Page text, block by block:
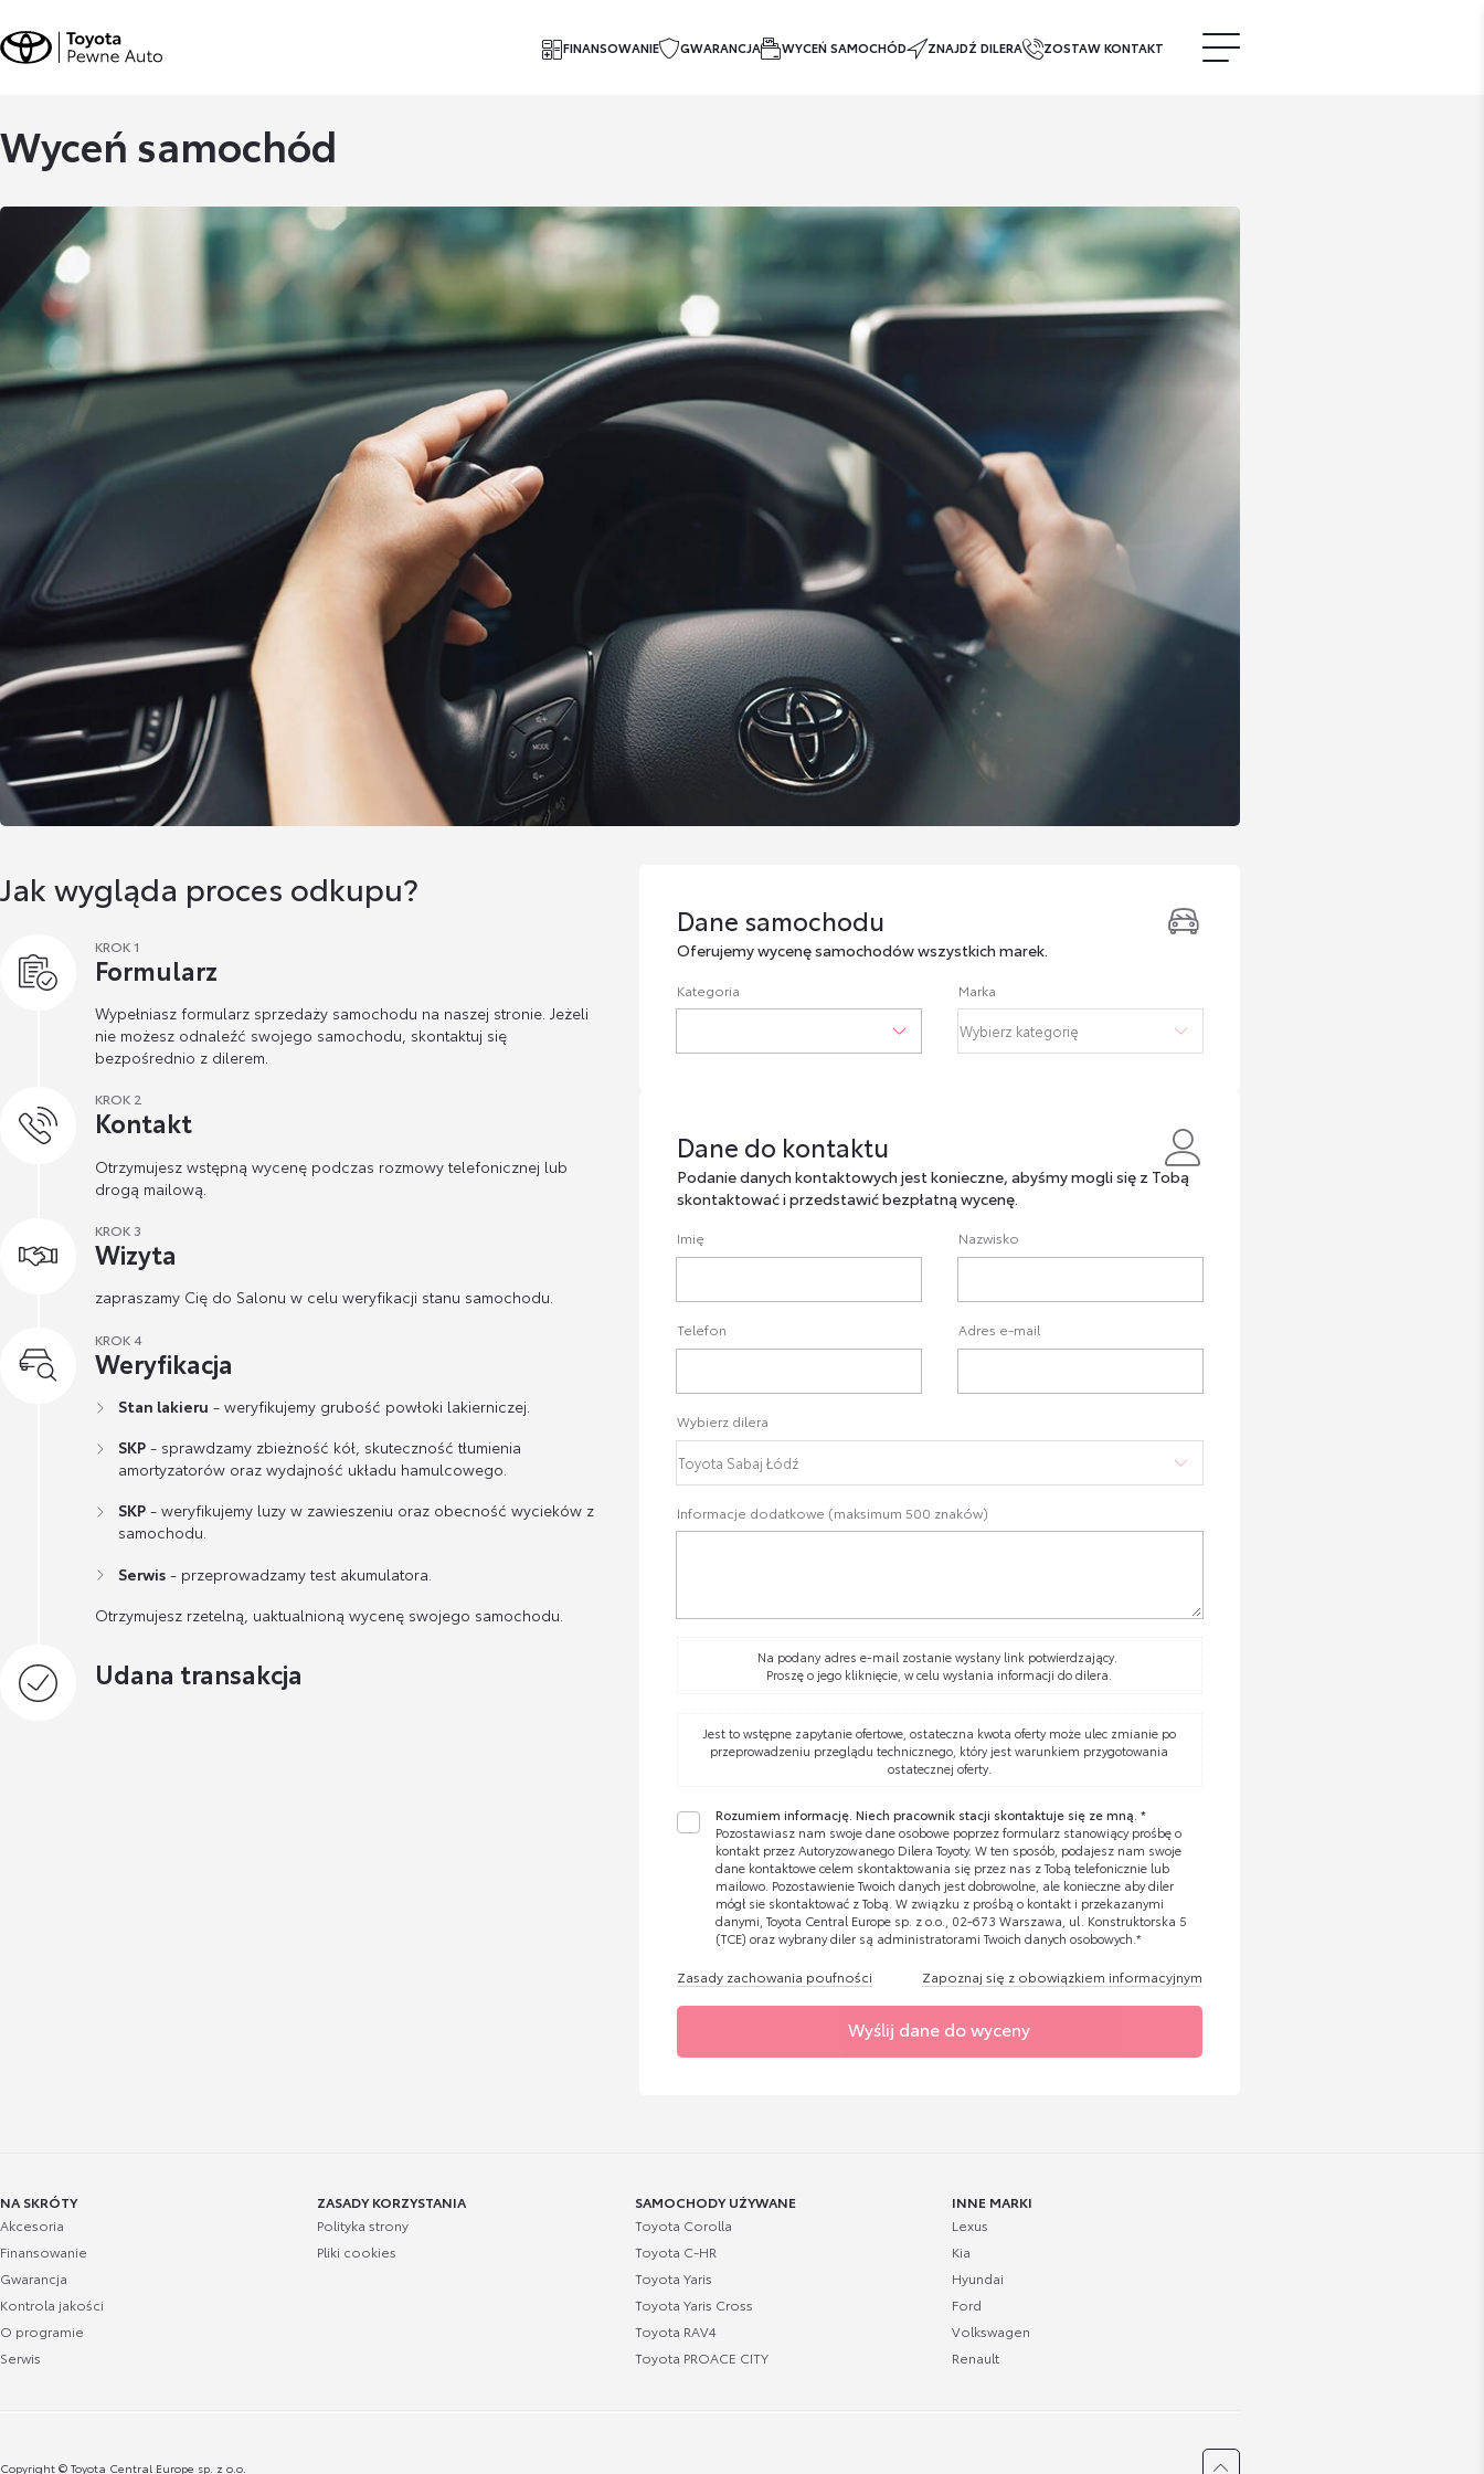
FINANSOWANIE GWARANCJA WYCEŃ SAMOCHÓD ZNAJDŹ DILERA ZOSTAW KONTAKT
Wyceń samochód
Jak wygląda proces odkupu?
KROK 1
Formularz
Wypełniasz formularz sprzedaży samochodu na naszej stronie. Jeżeli
nie możesz odnaleźć swojego samochodu, skontaktuj się
bezpośrednio z dilerem.
KROK 2
Kontakt
Otrzymujesz wstępną wycenę podczas rozmowy telefonicznej lub
drogą mailową.
KROK 3
Wizyta
zapraszamy Cię do Salonu w celu weryfikacji stanu samochodu.
KROK 4
Weryfikacja
Stan lakieru - weryfikujemy grubość powłoki lakierniczej.
SKP - sprawdzamy zbieżność kół, skuteczność tłumienia
amortyzatorów oraz wydajność układu hamulcowego.
SKP - weryfikujemy luzy w zawieszeniu oraz obecność wycieków z
samochodu.
Serwis - przeprowadzamy test akumulatora.
Otrzymujesz rzetelną, uaktualnioną wycenę swojego samochodu.
Udana transakcja
Dane samochodu
Dane samochodu
Oferujemy wycenę samochodów wszystkich marek.
Kategoria Marka
Dane do kontaktu
Dane do kontaktu
Podanie danych kontaktowych jest konieczne, abyśmy mogli się z Tobą
skontaktować i przedstawić bezpłatną wycenę.
Imię Nazwisko
Telefon Adres e-mail
Wybierz dilera
Informacje dodatkowe (maksimum 500 znaków)
Na podany adres e-mail zostanie wysłany link potwierdzający.
Proszę o jego kliknięcie, w celu wysłania informacji do dilera.
Jest to wstępne zapytanie ofertowe, ostateczna kwota oferty może ulec zmianie po
przeprowadzeniu przeglądu technicznego, który jest warunkiem przygotowania
ostatecznej oferty.
Rozumiem informację. Niech pracownik stacji skontaktuje się ze mną. *
Pozostawiasz nam swoje dane osobowe poprzez formularz stanowiący prośbę o
kontakt przez Autoryzowanego Dilera Toyoty. W ten sposób, podajesz nam swoje
dane kontaktowe celem skontaktowania się przez nas z Tobą telefonicznie lub
mailowo. Pozostawienie Twoich danych jest dobrowolne, ale konieczne aby diler
mógł sie skontaktować z Tobą. W związku z prośbą o kontakt i przekazanymi
danymi, Toyota Central Europe sp. z o.o., 02-673 Warszawa, ul. Konstruktorska 5
(TCE) oraz wybrany diler są administratorami Twoich danych osobowych.*
Zasady zachowania poufności Zapoznaj się z obowiązkiem informacyjnym
Wyślij dane do wyceny
NA SKRÓTY
Akcesoria
Finansowanie
Gwarancja
Kontrola jakości
O programie
Serwis
ZASADY KORZYSTANIA
Polityka strony
Pliki cookies
SAMOCHODY UŻYWANE
Toyota Corolla
Toyota C-HR
Toyota Yaris
Toyota Yaris Cross
Toyota RAV4
Toyota PROACE CITY
INNE MARKI
Lexus
Kia
Hyundai
Ford
Volkswagen
Renault
Copyright © Toyota Central Europe sp. z o.o.